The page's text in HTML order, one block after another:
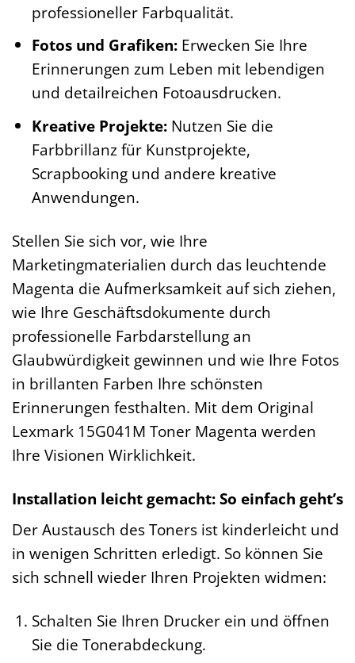
professioneller Farbqualität.
Fotos und Grafiken:Erwecken Sie Ihre
Erinnerungen zum Leben mit lebendigen
und detailreichen Fotoausdrucken.
Kreative Projekte:Nutzen Sie die
Farbbrillanz für Kunstprojekte,
Scrapbooking und andere kreative
Anwendungen.
Stellen Sie sich vor, wie Ihre
Marketingmaterialien durch das leuchtende
Magenta die Aufmerksamkeit auf sich ziehen,
wie Ihre Geschäftsdokumente durch
professionelle Farbdarstellung an
Glaubwürdigkeit gewinnen und wie Ihre Fotos
in brillanten Farben Ihre schönsten
Erinnerungen festhalten. Mit dem Original
Lexmark 15G041M Toner Magenta werden
Ihre Visionen Wirklichkeit.
Installation leicht gemacht: So einfach geht’s
Der Austausch des Toners ist kinderleicht und
in wenigen Schritten erledigt. So können Sie
sich schnell wieder Ihren Projekten widmen:
Schalten Sie Ihren Drucker ein und öffnen
Sie die Tonerabdeckung.